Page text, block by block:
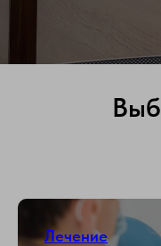
Лечение